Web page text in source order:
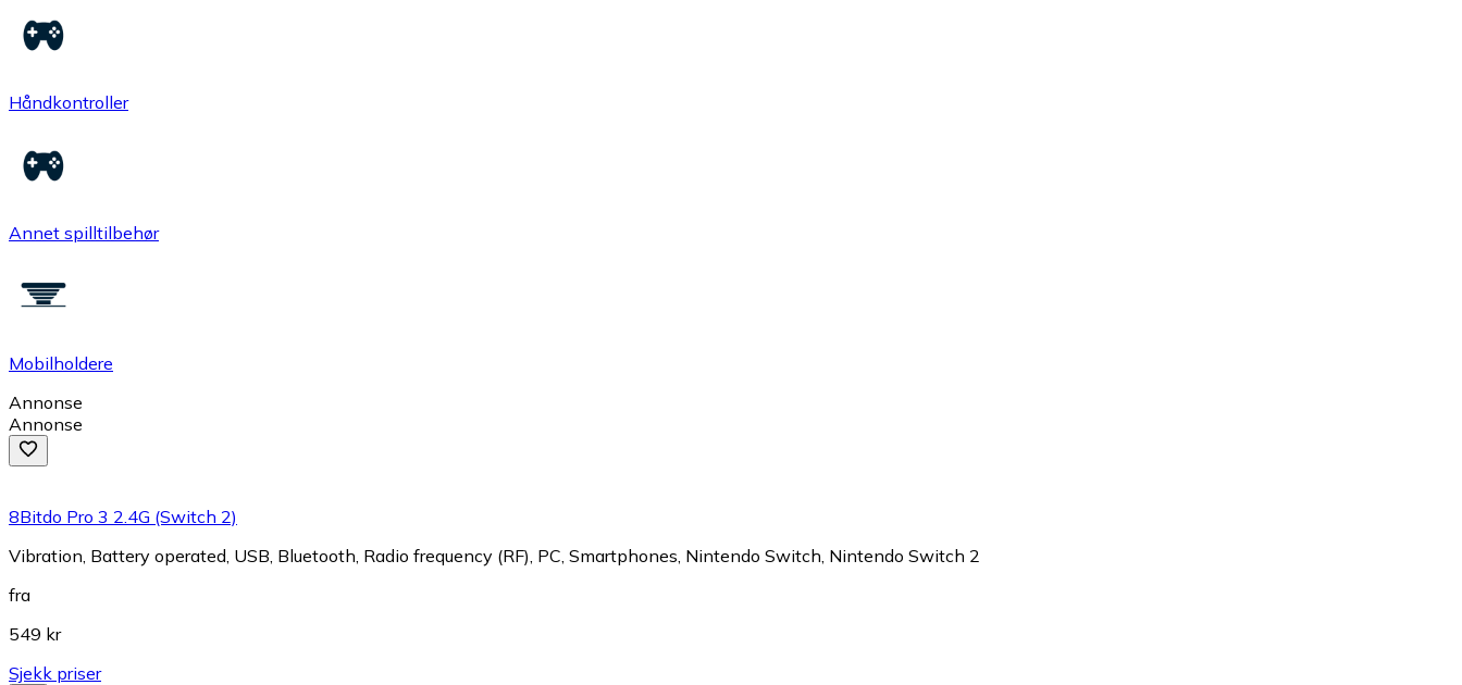
Håndkontroller
Annet spilltilbehør
Mobilholdere
Annonse
Annonse
8Bitdo Pro 3 2.4G (Switch 2)
Vibration, Battery operated, USB, Bluetooth, Radio frequency (RF), PC, Smartphones, Nintendo Switch, Nintendo Switch 2
fra
549 kr
Sjekk priser